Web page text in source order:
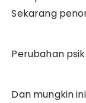
Sekarang
Perubahan
Dan mungkin